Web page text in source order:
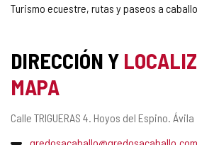
Turismo ecuestre, rutas y paseos a caballo
DIRECCIÓN Y
MAPA
Dirección
Calle TRIGUERAS 4. Hoyos del Espino. Ávila
Dirección
gredosacaballo@gredosacaballo.com